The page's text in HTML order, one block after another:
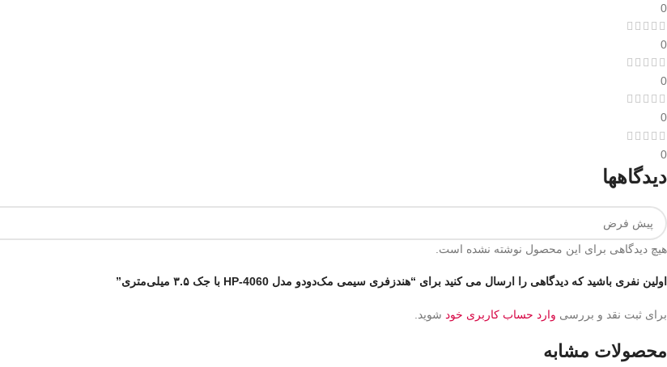
0
0
0
0
0
دیدگاهها
هیچ دیدگاهی برای این محصول نوشته نشده است.
اولین نفری باشید که دیدگاهی را ارسال می کنید برای “هندزفری سیمی مک‌دودو مدل HP-4060 با جک ۳.۵ میلی‌متری”
برای ثبت نقد و بررسی وارد حساب کاربری خود شوید.
محصولات مشابه